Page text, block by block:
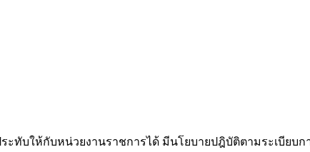
ะทับให้กับหน่วยงานราชการได้ มีนโยบายปฎิบัติตามระเบียบ